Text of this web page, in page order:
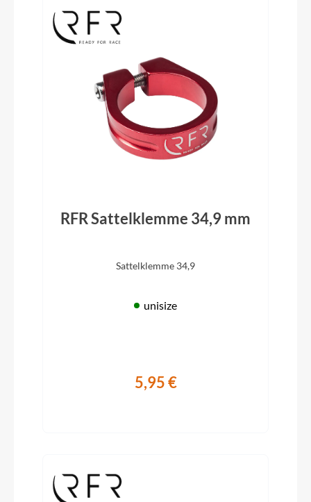
RFR Sattelklemme 34,9 mm
Sattelklemme 34,9
unisize
5,95 €